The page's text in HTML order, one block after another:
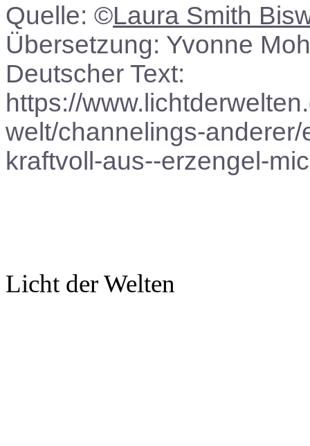
Quelle: ©Laura Smith
Übersetzung: Yvonne
Deutscher Text:
https://
welt/channelings-
kraftvoll-aus--erzengel-
Licht der Welten